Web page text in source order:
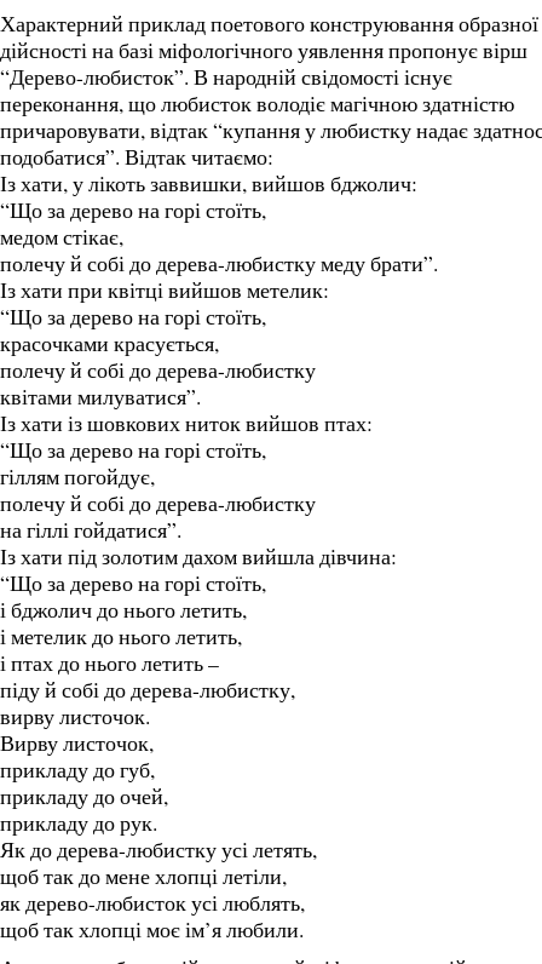
Характерний приклад поетового конструювання образної
дійсності на базі міфологічного уявлення пропонує вірш
“Дерево-любисток”. В народній свідомості існує
переконання, що любисток володіє магічною здатністю
причаровувати, відтак “купання у любистку надає
подобатися”. Відтак читаємо:
Із хати, у лікоть заввишки, вийшов бджолич:
“Що за дерево на горі стоїть,
медом стікає,
полечу й собі до дерева-любистку меду брати”.
Із хати при квітці вийшов метелик:
“Що за дерево на горі стоїть,
красочками красується,
полечу й собі до дерева-любистку
квітами милуватися”.
Із хати із шовкових ниток вийшов птах:
“Що за дерево на горі стоїть,
гіллям погойдує,
полечу й собі до дерева-любистку
на гіллі гойдатися”.
Із хати під золотим дахом вийшла дівчина:
“Що за дерево на горі стоїть,
і бджолич до нього летить,
і метелик до нього летить,
і птах до нього летить –
піду й собі до дерева-любистку,
вирву листочок.
Вирву листочок,
прикладу до губ,
прикладу до очей,
прикладу до рук.
Як до дерева-любистку усі летять,
щоб так до мене хлопці летіли,
як дерево-любисток усі люблять,
щоб так хлопці моє ім’я любили.